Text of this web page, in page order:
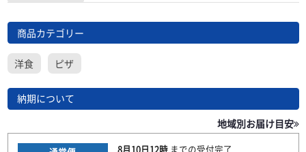
商品カテゴリー
洋食 ピザ
納期について
地域別お届け目安
8月10日12時までの受付完了